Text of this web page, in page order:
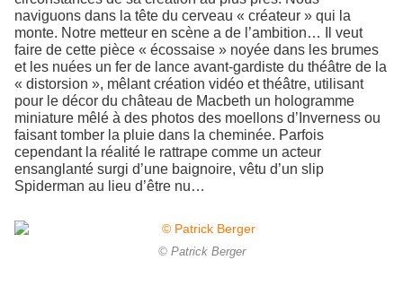
naviguons dans la tête du cerveau « créateur » qui la
monte. Notre metteur en scène a de l’ambition… Il veut
faire de cette pièce « écossaise » noyée dans les brumes
et les nuées un fer de lance avant-gardiste du théâtre de la
« distorsion », mêlant création vidéo et théâtre, utilisant
pour le décor du château de Macbeth un hologramme
miniature mêlé à des photos des moellons d’Inverness ou
faisant tomber la pluie dans la cheminée. Parfois
cependant la réalité le rattrape comme un acteur
ensanglanté surgi d’une baignoire, vêtu d’un slip
Spiderman au lieu d’être nu…
© Patrick Berger